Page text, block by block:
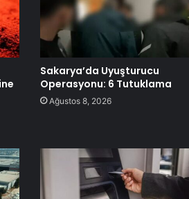
Sakarya’da Uyuşturucu
Operasyonu: 6 Tutuklama
Ağustos 8, 2026